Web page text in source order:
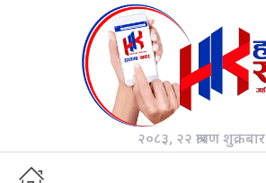
२०८३, २२ श्रावण शुक्रबार